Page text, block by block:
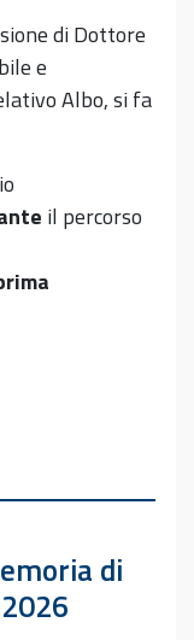
di Dottore
e
Albo, si fa
il percorso
di